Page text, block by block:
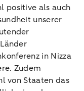
positive als auch
unserer
in Nizza
Zudem
von Staaten das